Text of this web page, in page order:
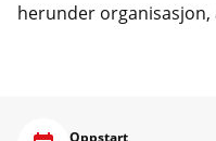
herunder
Oppstart